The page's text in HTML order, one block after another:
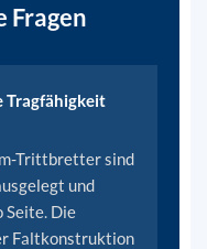
Fragen
Tragfähigkeit
Trittbretter sind
und
Seite. Die
Faltkonstruktion